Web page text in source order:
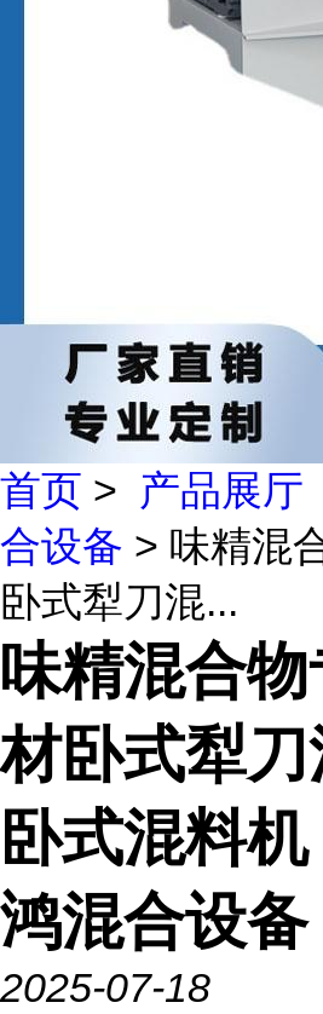
首页 > 产品展厅
合设备 > 味精混
卧式犁刀混...
味精混合
材卧式犁
卧式混料
鸿混合设备
2025-07-18